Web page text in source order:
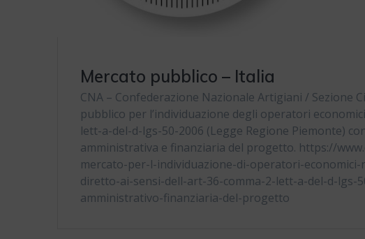
Mercato pubblico – Italia
CNA – Confederazione Nazionale Artigiani /
pubblico per l’individuazione degli operatori
lett-a-del-d-lgs-50-2006 (Legge Regione Piemonte)
amministrativa e finanziaria del progetto. https://
mercato-per-l-individuazione-di-operatori-
diretto-ai-sensi-dell-art-36-comma-2-lett-a-del-d-
amministrativo-finanziaria-del-progetto